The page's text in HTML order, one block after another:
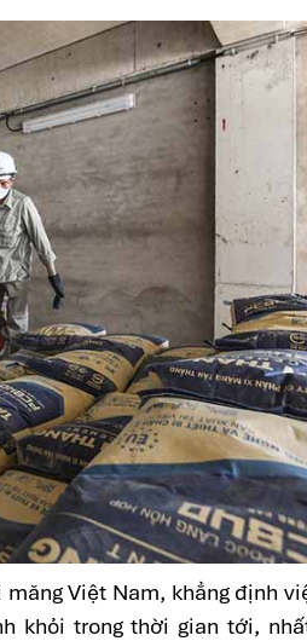
măng Việt Nam, khẳng định
khỏi trong thời gian tới,